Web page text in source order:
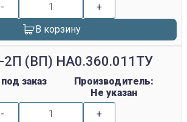
-
+
В корзину
2П (ВП) НА0.360.011ТУ
заказ
Производитель:
Не указан
-
+